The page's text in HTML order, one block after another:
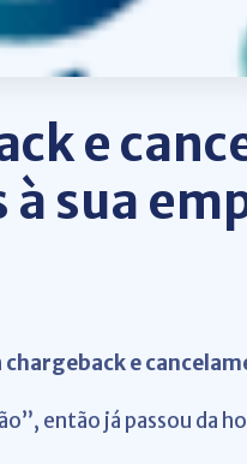
e
sua
chargeback e
então já passou da